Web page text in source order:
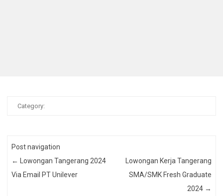
Category:
Post navigation
←
Lowongan Tangerang 2024
Via Email PT Unilever
Lowongan Kerja Tangerang
SMA/SMK Fresh Graduate
2024 →